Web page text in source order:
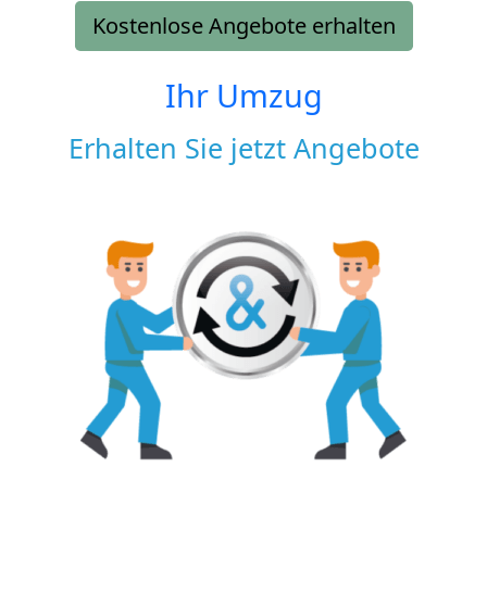
Kostenlose Angebote erhalten
Ihr Umzug
Erhalten Sie jetzt Angebote